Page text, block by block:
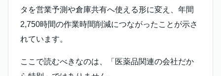
タを営業予測や倉庫共有へ使える形に変え、年間
2,750時間の作業時間削減につながったことが示さ
れています。
ここで読むべきなのは、「医薬品関連の会社だか